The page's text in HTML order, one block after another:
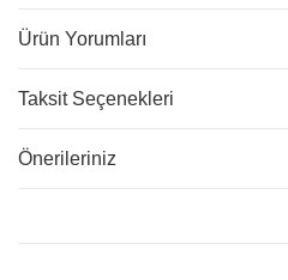
Ürün Yorumları
Taksit Seçenekleri
Önerileriniz